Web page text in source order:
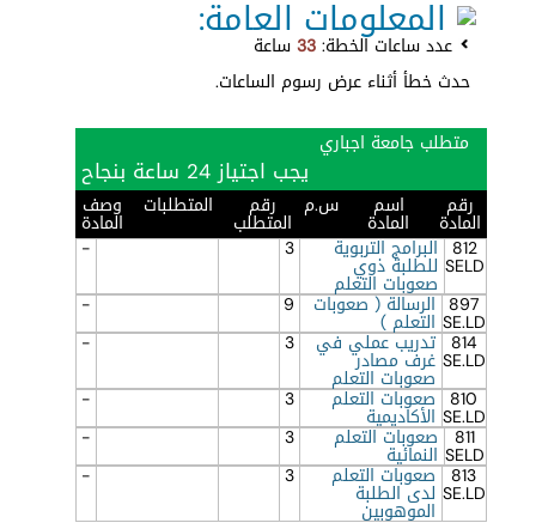
المعلومات العامة:
عدد ساعات الخطة:33ساعة
حدث خطأ أثناء عرض رسوم الساعات.
متطلب جامعة اجباري
يجب اجتياز 24 ساعة بنجاح
رقم
المادة
اسم
المادة
س.م رقم
المتطلب
المتطلبات وصف
المادة
812
SELD
البرامج التربوية
للطلبة ذوي
صعوبات التعلم
3
-
897
SE.LD
الرسالة ( صعوبات
التعلم )
9
-
814
SE.LD
تدريب عملي في
غرف مصادر
صعوبات التعلم
3
-
810
SE.LD
صعوبات التعلم
الأكاديمية
3
-
811
SELD
صعوبات التعلم
النمائية
3
-
813
SE.LD
صعوبات التعلم
لدى الطلبة
الموهوبين
3
-